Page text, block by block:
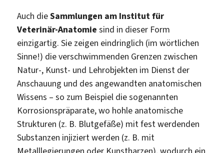
Auch dieSammlungen am Institut für
Veterinär-Anatomie sind in dieser Form
einzigartig. Sie zeigen eindringlich (im wörtlichen
Sinne!) die verschwimmenden Grenzen zwischen
Natur-, Kunst- und Lehrobjekten im Dienst der
Anschauung und des angewandten anatomischen
Wissens – so zum Beispiel die sogenannten
Korrosionspräparate, wo hohle anatomische
Strukturen (z. B. Blutgefäße) mit fest werdenden
Substanzen injiziert werden (z. B. mit